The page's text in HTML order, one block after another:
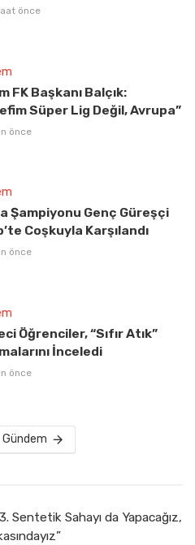
önce
FK Başkanı Balçık:
Süper Lig Değil, Avrupa”
önce
Şampiyonu Genç Güreşçi
Coşkuyla Karşılandı
önce
Öğrenciler, “Sıfır Atık”
İnceledi
önce
Gündem
Sentetik Sahayı da Yapacağız,